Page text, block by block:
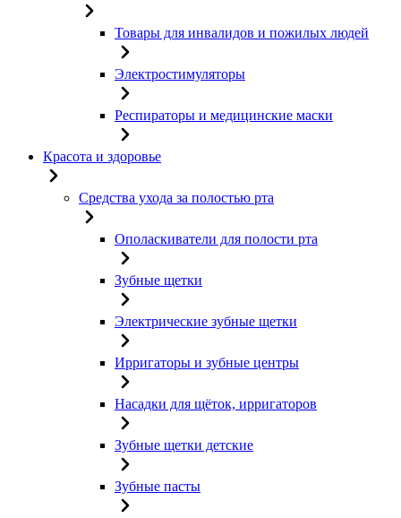
Товары для инвалидов и пожилых людей
Электростимуляторы
Респираторы и медицинские маски
Красота и здоровье
Средства ухода за полостью рта
Ополаскиватели для полости рта
Зубные щетки
Электрические зубные щетки
Ирригаторы и зубные центры
Насадки для щёток, ирригаторов
Зубные щетки детские
Зубные пасты